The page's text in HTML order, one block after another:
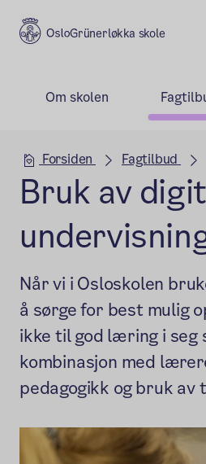
Grünerløkka skole
Om skolen
Forsiden Fagtilbud
Bruk av
Når vi i Osloskolen
å sørge for best mulig
ikke til god læring i seg
kombinasjon med
pedagogikk og bruk av